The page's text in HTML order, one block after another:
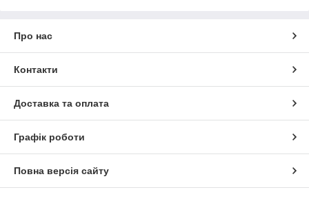
Про нас
Контакти
Доставка та оплата
Графік роботи
Повна версія сайту